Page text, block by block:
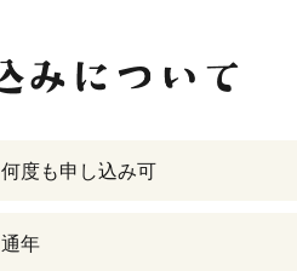
何度も申し込み可
通年